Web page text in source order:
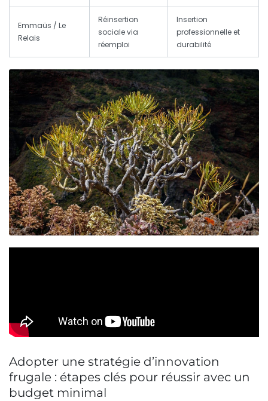
Emmaüs / Le
Relais
Réinsertion
sociale via
réemploi
Insertion
professionnelle et
durabilité
Adopter une stratégie d’innovation
frugale : étapes clés pour réussir avec un
budget minimal